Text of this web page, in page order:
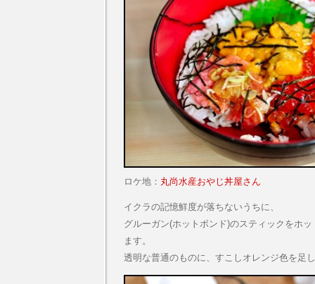
ロケ地： 丸尚水産おやじ丼屋さん
イクラの記憶鮮度が落ちないうちに、
グルーガン(ホットボンド)のスティックをホ
ます。
透明な普通のものに、すこしオレンジ色を足